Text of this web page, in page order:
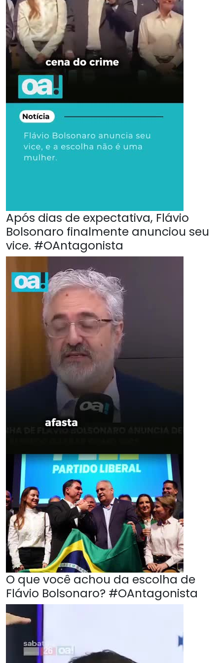
Após dias de expectativa, Flávio
Bolsonaro finalmente anunciou seu
vice. #OAntagonista
O que você achou da escolha de
Flávio Bolsonaro? #OAntagonista